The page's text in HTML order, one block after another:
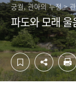
역
바
로
가
기
바
로
가
기
궁궐, 관아의 누정 >
파도와 모래